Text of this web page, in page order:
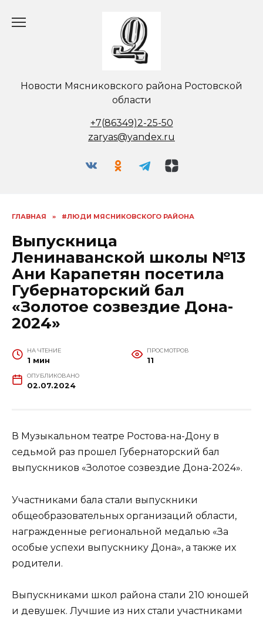
Новости Мясниковского района Ростовской
области
+7(86349)2-25-50
zaryas@yandex.ru
ГЛАВНАЯ » #ЛЮДИ МЯСНИКОВСКОГО РАЙОНА
Выпускница
Ленинаванской школы №13
Ани Карапетян посетила
Губернаторский бал
«Золотое созвездие Дона-
2024»
НА ЧТЕНИЕ
1 мин
ПРОСМОТРОВ
11
ОПУБЛИКОВАНО
02.07.2024
В Музыкальном театре Ростова-на-Дону в
седьмой раз прошел Губернаторский бал
выпускников «Золотое созвездие Дона-2024».
Участниками бала стали выпускники
общеобразовательных организаций области,
награжденные региональной медалью «За
особые успехи выпускнику Дона», а также их
родители.
Выпускниками школ района стали 210 юношей
и девушек. Лучшие из них стали участниками